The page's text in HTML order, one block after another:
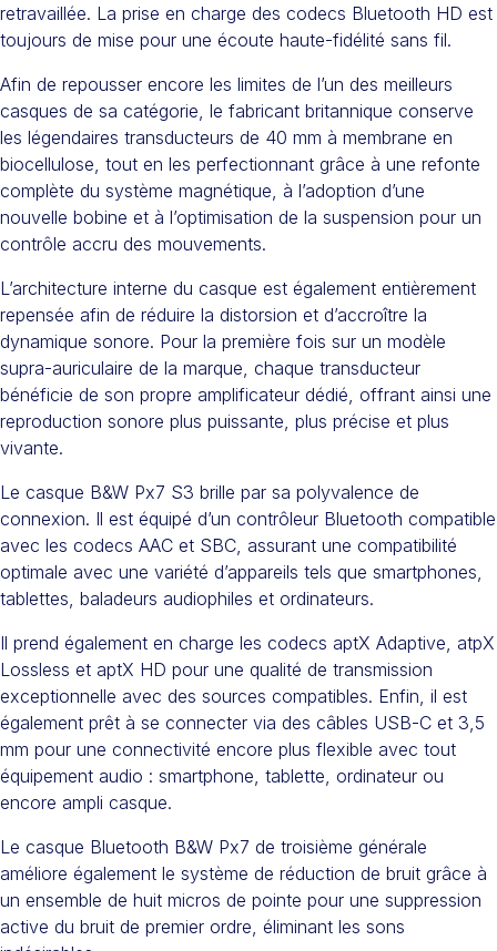
retravaillée. La prise en charge des codecs Bluetooth HD est
toujours de mise pour une écoute haute-fidélité sans fil.
Afin de repousser encore les limites de l’un des meilleurs
casques de sa catégorie, le fabricant britannique conserve
les légendaires transducteurs de 40 mm à membrane en
biocellulose, tout en les perfectionnant grâce à une refonte
complète du système magnétique, à l’adoption d’une
nouvelle bobine et à l’optimisation de la suspension pour un
contrôle accru des mouvements.
L’architecture interne du casque est également entièrement
repensée afin de réduire la distorsion et d’accroître la
dynamique sonore. Pour la première fois sur un modèle
supra-auriculaire de la marque, chaque transducteur
bénéficie de son propre amplificateur dédié, offrant ainsi une
reproduction sonore plus puissante, plus précise et plus
vivante.
Le casque B&W Px7 S3 brille par sa polyvalence de
connexion. Il est équipé d’un contrôleur Bluetooth compatible
avec les codecs AAC et SBC, assurant une compatibilité
optimale avec une variété d’appareils tels que smartphones,
tablettes, baladeurs audiophiles et ordinateurs.
Il prend également en charge les codecs aptX Adaptive, atpX
Lossless et aptX HD pour une qualité de transmission
exceptionnelle avec des sources compatibles. Enfin, il est
également prêt à se connecter via des câbles USB-C et 3,5
mm pour une connectivité encore plus flexible avec tout
équipement audio : smartphone, tablette, ordinateur ou
encore ampli casque.
Le casque Bluetooth B&W Px7 de troisième générale
améliore également le système de réduction de bruit grâce à
un ensemble de huit micros de pointe pour une suppression
active du bruit de premier ordre, éliminant les sons